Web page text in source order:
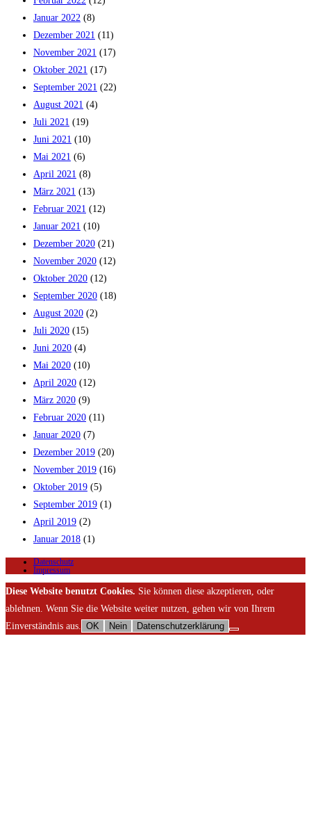
Januar 2022 (8)
Dezember 2021 (11)
November 2021 (17)
Oktober 2021 (17)
September 2021 (22)
August 2021 (4)
Juli 2021 (19)
Juni 2021 (10)
Mai 2021 (6)
April 2021 (8)
März 2021 (13)
Februar 2021 (12)
Januar 2021 (10)
Dezember 2020 (21)
November 2020 (12)
Oktober 2020 (12)
September 2020 (18)
August 2020 (2)
Juli 2020 (15)
Juni 2020 (4)
Mai 2020 (10)
April 2020 (12)
März 2020 (9)
Februar 2020 (11)
Januar 2020 (7)
Dezember 2019 (20)
November 2019 (16)
Oktober 2019 (5)
September 2019 (1)
April 2019 (2)
Januar 2018 (1)
Datenschutz
Impressum
Diese Website benutzt Cookies. Sie können diese akzeptieren, oder
ablehnen. Wenn Sie die Website weiter nutzen, gehen wir von Ihrem
Einverständnis aus.
OK Nein Datenschutzerklärung